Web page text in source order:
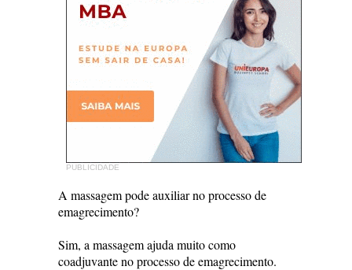
PUBLICIDADE
A massagem pode auxiliar no processo de
emagrecimento?
Sim, a massagem ajuda muito como
coadjuvante no processo de emagrecimento.